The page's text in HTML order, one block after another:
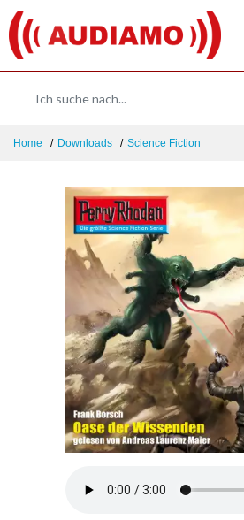
Home Downloads Science Fiction